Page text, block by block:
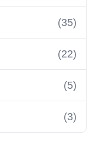
(35)
(22)
(5)
(3)